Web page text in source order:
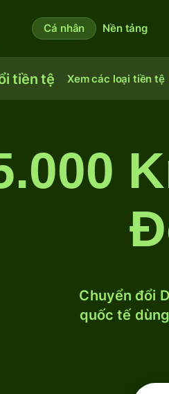
Cá nhân Nền tảng
tiền tệ Xem các loại tiền tệ
Chuyển đổi
quốc tế